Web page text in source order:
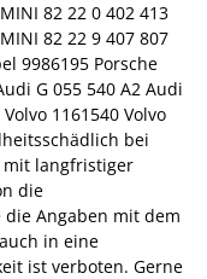
82 22 0 402 413
82 22 9 407 807
9986195 Porsche
G 055 540 A2 Audi
1161540 Volvo
bei
mit langfristiger
die
die Angaben mit dem
in eine
ist verboten. Gerne